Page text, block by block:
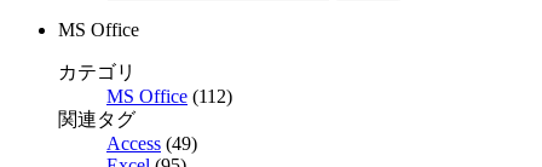
MS Office
カテゴリ
MS Office (112)
関連タグ
Access (49)